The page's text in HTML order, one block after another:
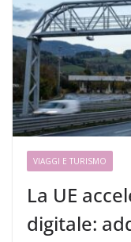
VIAGGI E TURISMO
La UE
digitale: